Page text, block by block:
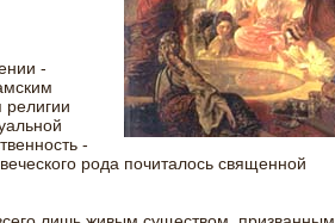
-
религии
-
рода почиталось священной